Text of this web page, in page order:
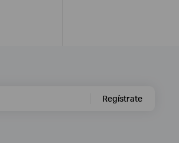
Regístrate